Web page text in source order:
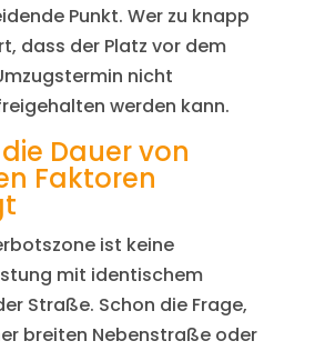
Punkt. Wer zu knapp
dass der Platz vor dem
nicht
werden kann.
Dauer von
Faktoren
ist keine
mit identischem
Straße. Schon die Frage,
breiten Nebenstraße oder